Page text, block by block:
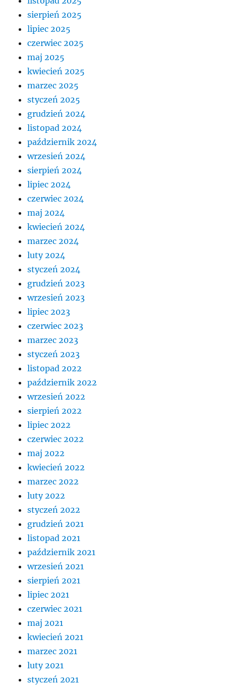
sierpień 2025
lipiec 2025
czerwiec 2025
maj 2025
kwiecień 2025
marzec 2025
styczeń 2025
grudzień 2024
listopad 2024
październik 2024
wrzesień 2024
sierpień 2024
lipiec 2024
czerwiec 2024
maj 2024
kwiecień 2024
marzec 2024
luty 2024
styczeń 2024
grudzień 2023
wrzesień 2023
lipiec 2023
czerwiec 2023
marzec 2023
styczeń 2023
listopad 2022
październik 2022
wrzesień 2022
sierpień 2022
lipiec 2022
czerwiec 2022
maj 2022
kwiecień 2022
marzec 2022
luty 2022
styczeń 2022
grudzień 2021
listopad 2021
październik 2021
wrzesień 2021
sierpień 2021
lipiec 2021
czerwiec 2021
maj 2021
kwiecień 2021
marzec 2021
luty 2021
styczeń 2021